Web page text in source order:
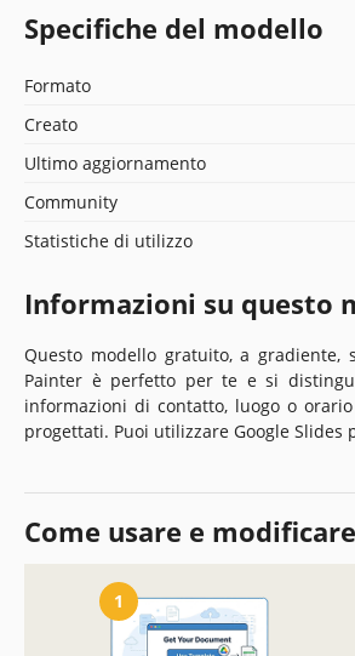
Specifiche del modello
Formato
Creato
Ultimo aggiornamento
Community
Statistiche di utilizzo
Informazioni su questo
Questo modello gratuito, a
Painter è perfetto per te e si
informazioni di contatto, luogo o
progettati. Puoi utilizzare Google Slides
Come usare e
1